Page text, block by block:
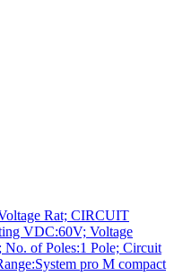
Rat; CIRCUIT
VDC:60V; Voltage
of Poles:1 Pole; Circuit
pro M compact